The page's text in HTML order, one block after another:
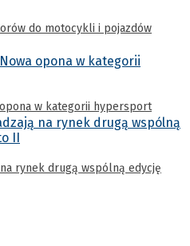
do motocykli i pojazdów
w kategorii hypersport
rynek drugą wspólną edycję